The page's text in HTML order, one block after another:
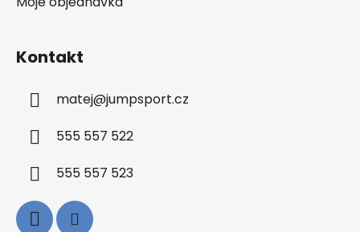
Kontakt
matej@jumpsport.cz
555 557 522
555 557 523